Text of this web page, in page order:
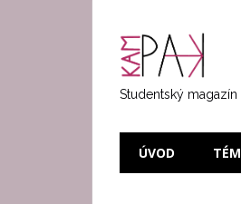
Studentský magazín
ÚVOD